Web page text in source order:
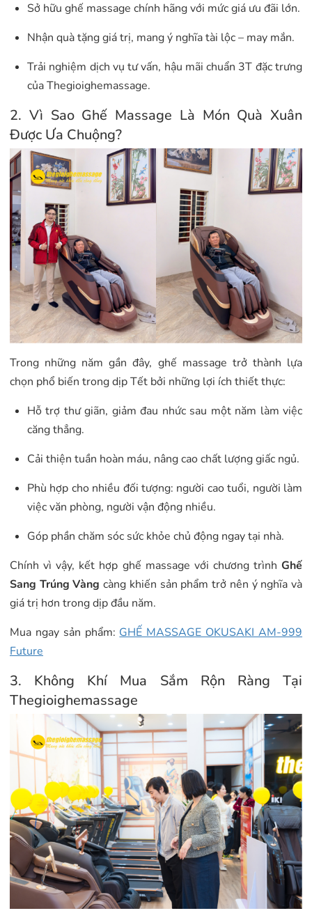
Sở hữu ghế massage chính hãng với mức giá ưu đãi lớn.
Nhận quà tặng giá trị, mang ý nghĩa tài lộc – may mắn.
Trải nghiệm dịch vụ tư vấn, hậu mãi chuẩn 3T đặc trưng
của Thegioighemassage.
2. Vì Sao Ghế Massage Là Món Quà Xuân
Được Ưa Chuộng?
Trong những năm gần đây, ghế massage trở thành lựa
chọn phổ biến trong dịp Tết bởi những lợi ích thiết thực:
Hỗ trợ thư giãn, giảm đau nhức sau một năm làm việc
căng thẳng.
Cải thiện tuần hoàn máu, nâng cao chất lượng giấc ngủ.
Phù hợp cho nhiều đối tượng: người cao tuổi, người làm
việc văn phòng, người vận động nhiều.
Góp phần chăm sóc sức khỏe chủ động ngay tại nhà.
Chính vì vậy, kết hợp ghế massage với chương trình Ghế
Sang Trúng Vàng càng khiến sản phẩm trở nên ý nghĩa và
giá trị hơn trong dịp đầu năm.
Mua ngay sản phẩm: GHẾ MASSAGE OKUSAKI AM-999
Future
3. Không Khí Mua Sắm Rộn Ràng Tại
Thegioighemassage